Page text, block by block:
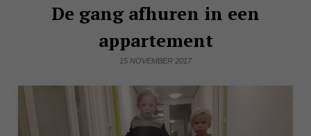
De gang afhuren in een
appartement
15 NOVEMBER 2017